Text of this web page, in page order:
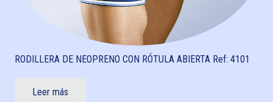
RODILLERA DE NEOPRENO CON RÓTULA ABIERTA Ref: 4101
Leer más